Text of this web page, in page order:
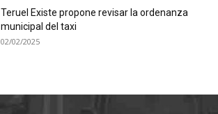
Teruel Existe propone revisar la ordenanza
municipal del taxi
02/02/2025